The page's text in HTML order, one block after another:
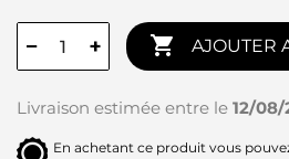
− +  AJOUTER
Livraison estimée entre le 12/08/
En achetant ce produit vous